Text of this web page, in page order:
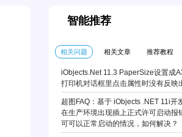
智能推荐
相关问题 相关文章 推荐教程
iObjects.Net 11.3 PaperSize设置成
打印机对话框里点击属性时没有反映
超图FAQ：基于 iObjects .NET 11i开
在生产环境出现插上正式许可启动报
可可以正常启动的情况，如何解决？